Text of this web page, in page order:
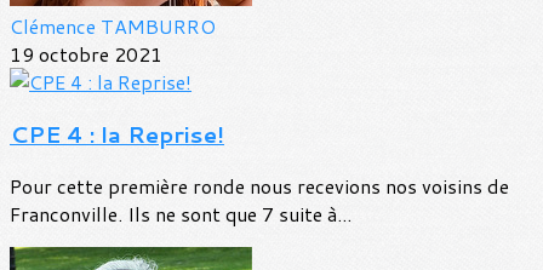
Clémence TAMBURRO
19 octobre 2021
CPE 4 : la Reprise!
Pour cette première ronde nous recevions nos voisins de
Franconville. Ils ne sont que 7 suite à...